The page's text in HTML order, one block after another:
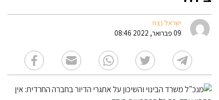
ישראל נצח
09 פברואר, 2022 08:46